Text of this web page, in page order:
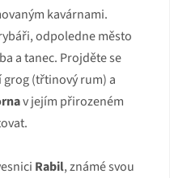
kavárnami.
odpoledne město
a tanec. Projděte se
(třtinový rum) a
v jejím přirozeném
Rabil, známé svou